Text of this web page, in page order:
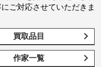
ご対応させていただきま
買取品目
作家一覧